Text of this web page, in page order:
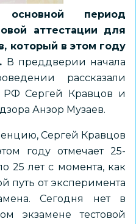
период
аттестации для
который в этом году
В преддверии начала
рассказали
Сергей Кравцов и
Анзор Музаев.
Сергей Кравцов
году отмечает 25-
25 лет с момента, как
путь от эксперимента
Сегодня нет в
экзамене тестовой